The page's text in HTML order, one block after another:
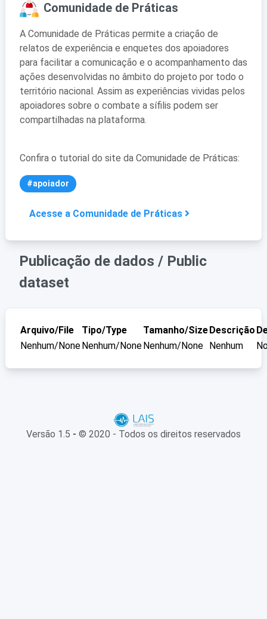
Comunidade de Práticas
A Comunidade de Práticas permite a criação de
relatos de experiência e enquetes dos apoiadores
para facilitar a comunicação e o acompanhamento das
ações desenvolvidas no âmbito do projeto por todo o
território nacional. Assim as experiências vividas pelos
apoiadores sobre o combate a sífilis podem ser
compartilhadas na plataforma.
Confira o tutorial do site da Comunidade de Práticas:
#apoiador
Acesse a Comunidade de Práticas
Publicação de dados / Public
dataset
Arquivo/File Tipo/Type Tamanho/SizeDescrição
Nenhum/NoneNenhum/NoneNenhum/None Nenhum
Versão 1.5 - © 2020 - Todos os direitos reservados